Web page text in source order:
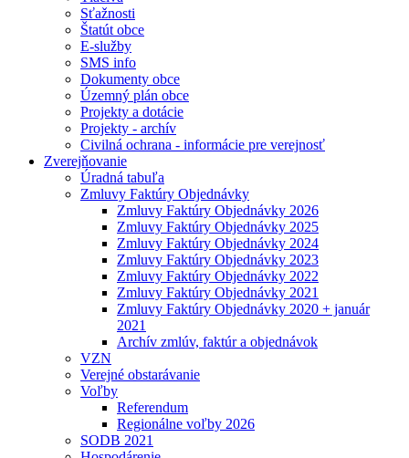
Sťažnosti
Štatút obce
E-služby
SMS info
Dokumenty obce
Územný plán obce
Projekty a dotácie
Projekty - archív
Civilná ochrana - informácie pre verejnosť
Zverejňovanie
Úradná tabuľa
Zmluvy Faktúry Objednávky
Zmluvy Faktúry Objednávky 2026
Zmluvy Faktúry Objednávky 2025
Zmluvy Faktúry Objednávky 2024
Zmluvy Faktúry Objednávky 2023
Zmluvy Faktúry Objednávky 2022
Zmluvy Faktúry Objednávky 2021
Zmluvy Faktúry Objednávky 2020 + január
2021
Archív zmlúv, faktúr a objednávok
VZN
Verejné obstarávanie
Voľby
Referendum
Regionálne voľby 2026
SODB 2021